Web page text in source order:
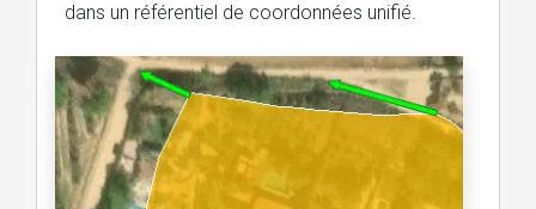
dans un référentiel de coordonnées unifié.